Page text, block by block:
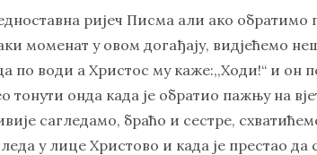
ријеч Писма али ако
моменат у овом догађају, видјећемо
по води а Христос му каже:,,Ходи!“ и он
тонути онда када је обратио пажњу на
сагледамо, браћо и сестре,
у лице Христово и када је престао